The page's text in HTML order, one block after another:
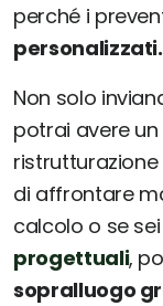
perché i
personalizzati.
Non solo
potrai avere un
ristrutturazione
di affrontare
calcolo o se
progettuali,
sopralluogo